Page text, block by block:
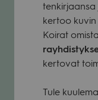
ten­kir­jaansa
ker­too
Koi­rat
ker­to­vat
Tule